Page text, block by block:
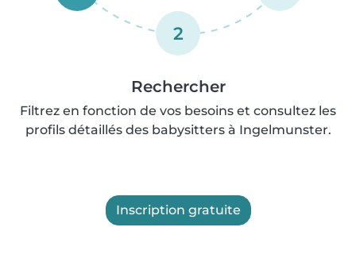
2
Rechercher
Filtrez en fonction de vos besoins et consultez les
profils détaillés des babysitters à Ingelmunster.
Inscription gratuite